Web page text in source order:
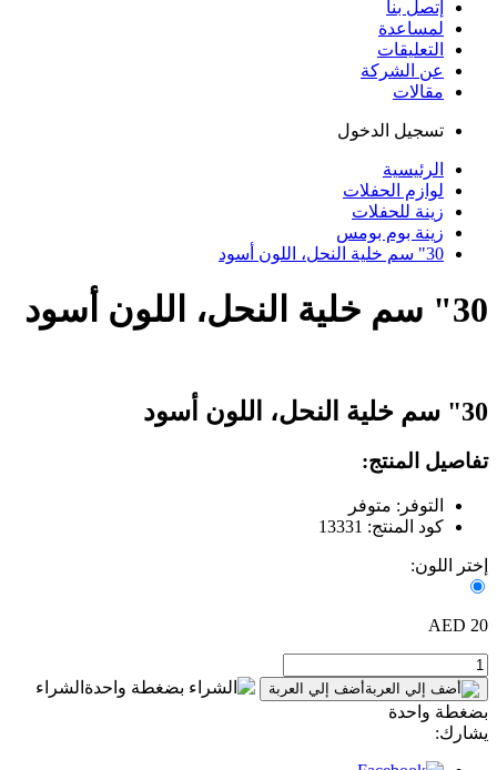
إتصل بنا
لمساعدة
التعليقات
عن الشركة
مقالات
تسجيل الدخول
الرئيسية
لوازم الحفلات
زينة للحفلات
زينة بوم بومس
30" سم خلية النحل، اللون أسود
30" سم خلية النحل، اللون أسود
30" سم خلية النحل، اللون أسود
تفاصيل المنتج:
التوفر: متوفر
كود المنتج: 13331
إختر اللون:
20 AED
أضف إلي العربة
الشراء
بضغطة واحدة
يشارك: